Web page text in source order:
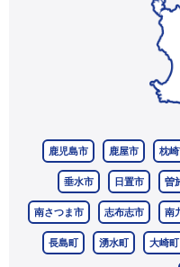
鹿児島市 鹿屋市 枕
垂水市 日置市 曽
南さつま市 志布志市 南
長島町 湧水町 大崎町